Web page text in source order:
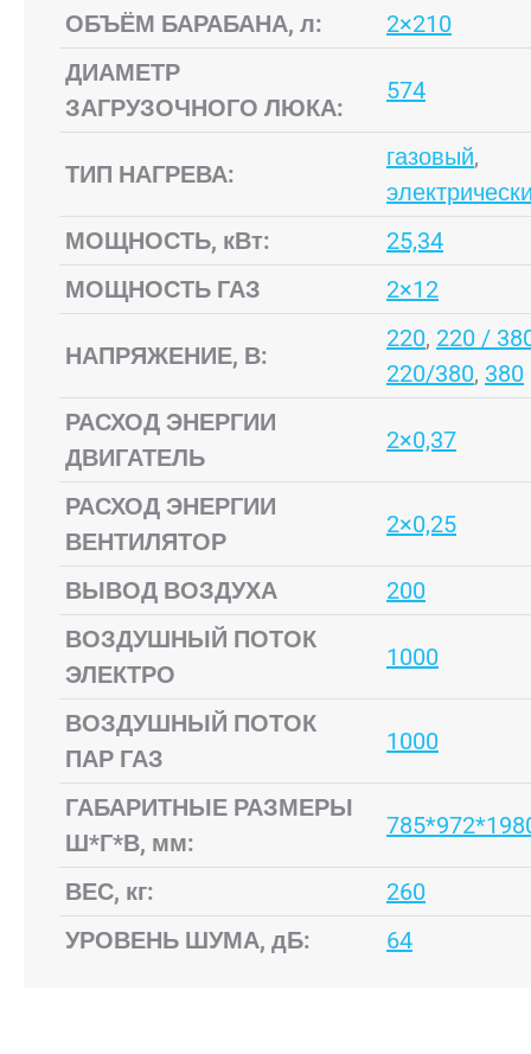
ОБЪЁМ БАРАБАНА, л:
2×210
ДИАМЕТР
ЗАГРУЗОЧНОГО ЛЮКА:
574
ТИП НАГРЕВА:
газовый,
МОЩНОСТЬ, кВт:
25,34
МОЩНОСТЬ ГАЗ
2×12
НАПРЯЖЕНИЕ, В:
220, 220 /
220/380, 380
РАСХОД ЭНЕРГИИ
ДВИГАТЕЛЬ
2×0,37
РАСХОД ЭНЕРГИИ
ВЕНТИЛЯТОР
2×0,25
ВЫВОД ВОЗДУХА
200
ВОЗДУШНЫЙ ПОТОК
ЭЛЕКТРО
1000
ВОЗДУШНЫЙ ПОТОК
ПАР ГАЗ
1000
ГАБАРИТНЫЕ РАЗМЕРЫ
Ш*Г*В, мм:
ВЕС, кг:
260
УРОВЕНЬ ШУМА, дБ:
64